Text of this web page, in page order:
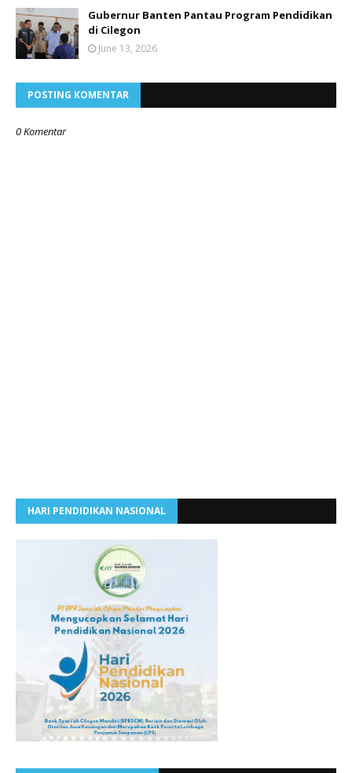
Gubernur Banten Pantau Program Pendidikan
di Cilegon
June 13, 2026
POSTING KOMENTAR
0 Komentar
HARI PENDIDIKAN NASIONAL